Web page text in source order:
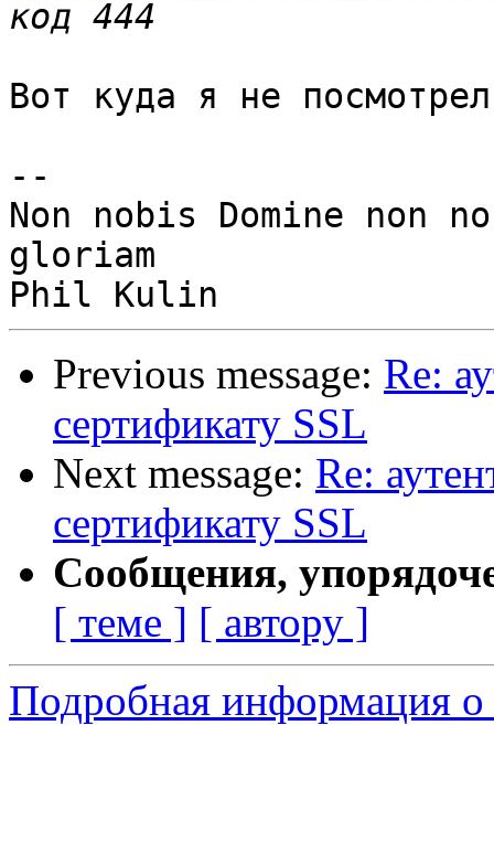
Вот куда я не
--
Non nobis Domine non
gloriam
Previous message: Re:
сертификату SSL
Next message: Re:
сертификату SSL
Сообщения,
[ теме ] [ автору ]
Подробная информация